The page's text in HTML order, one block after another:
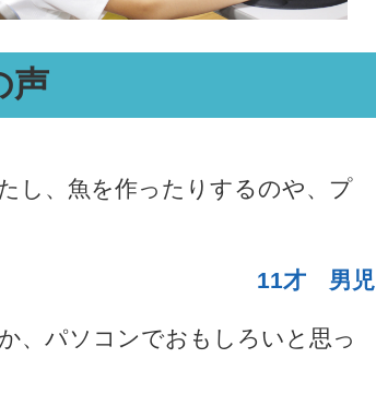
声
し、魚を作ったりするのや、プ
11才 男児
、パソコンでおもしろいと思っ